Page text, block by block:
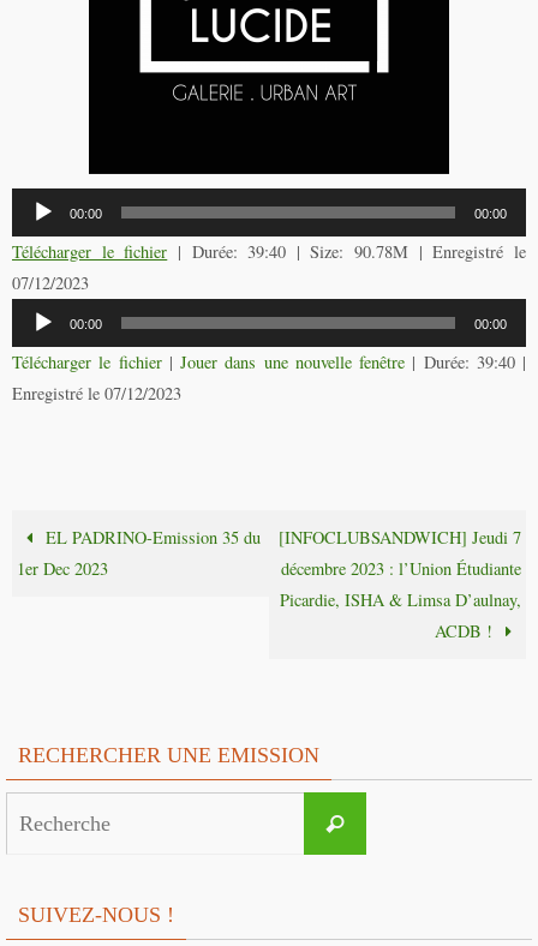
Lecteur
audio
00:00 00:00
Télécharger le fichier | Durée: 39:40 | Size: 90.78M | Enregistré le
07/12/2023
Lecteur
audio
00:00 00:00
Télécharger le fichier| Jouer dans une nouvelle fenêtre | Durée: 39:40|
Enregistré le 07/12/2023
EL PADRINO-Emission 35 du
1er Dec 2023
[INFOCLUBSANDWICH] Jeudi 7
décembre 2023 : l’Union Étudiante
Picardie, ISHA & Limsa D’aulnay,
ACDB !
RECHERCHER UNE EMISSION
Recherche
SUIVEZ-NOUS !